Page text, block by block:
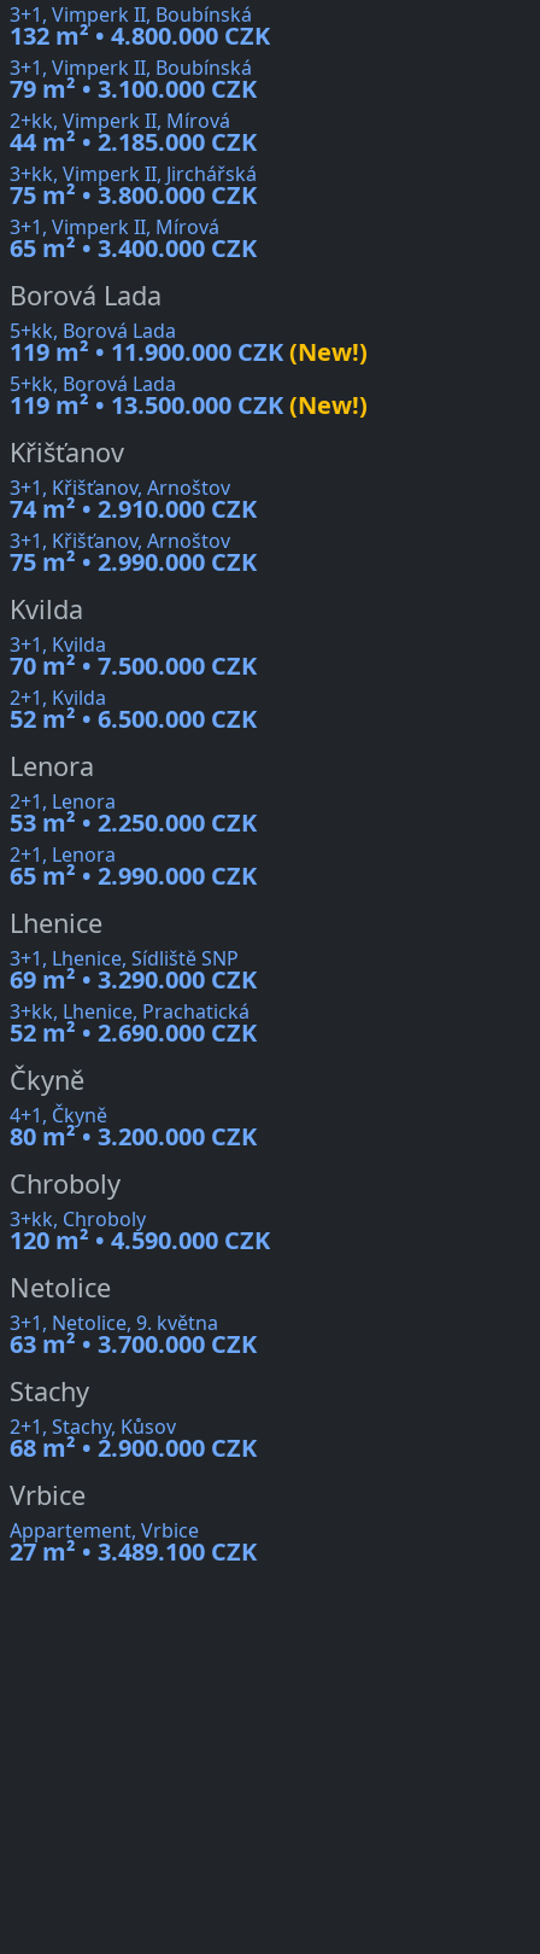
3+1, Vimperk II, Boubínská
132 m² • 4.800.000 CZK
3+1, Vimperk II, Boubínská
79 m² • 3.100.000 CZK
2+kk, Vimperk II, Mírová
44 m² • 2.185.000 CZK
3+kk, Vimperk II, Jirchářská
75 m² • 3.800.000 CZK
3+1, Vimperk II, Mírová
65 m² • 3.400.000 CZK
Borová Lada
5+kk, Borová Lada
119 m² • 11.900.000 CZK(New!)
5+kk, Borová Lada
119 m² • 13.500.000 CZK(New!)
Křišťanov
3+1, Křišťanov, Arnoštov
74 m² • 2.910.000 CZK
3+1, Křišťanov, Arnoštov
75 m² • 2.990.000 CZK
Kvilda
3+1, Kvilda
70 m² • 7.500.000 CZK
2+1, Kvilda
52 m² • 6.500.000 CZK
Lenora
2+1, Lenora
53 m² • 2.250.000 CZK
2+1, Lenora
65 m² • 2.990.000 CZK
Lhenice
3+1, Lhenice, Sídliště SNP
69 m² • 3.290.000 CZK
3+kk, Lhenice, Prachatická
52 m² • 2.690.000 CZK
Čkyně
4+1, Čkyně
80 m² • 3.200.000 CZK
Chroboly
3+kk, Chroboly
120 m² • 4.590.000 CZK
Netolice
3+1, Netolice, 9. května
63 m² • 3.700.000 CZK
Stachy
2+1, Stachy, Kůsov
68 m² • 2.900.000 CZK
Vrbice
Appartement, Vrbice
27 m² • 3.489.100 CZK